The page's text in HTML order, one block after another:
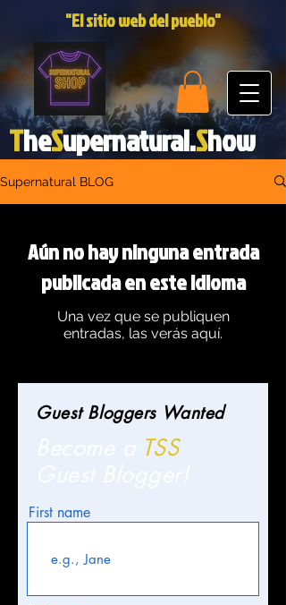
TheSupernatural.Show
"El sitio web del pueblo"
Supernatural BLOG
Aún no hay ninguna entrada
publicada en este idioma
Una vez que se publiquen
entradas, las verás aquí.
Guest Bloggers Wanted
TSS
First name